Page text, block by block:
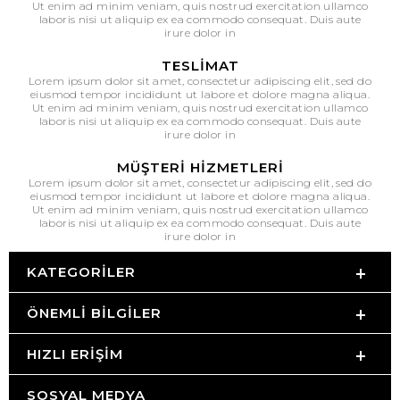
Ut enim ad minim veniam, quis nostrud exercitation ullamco
laboris nisi ut aliquip ex ea commodo consequat. Duis aute
irure dolor in
TESLIMAT
Lorem ipsum dolor sit amet, consectetur adipiscing elit, sed do
eiusmod tempor incididunt ut labore et dolore magna aliqua.
Ut enim ad minim veniam, quis nostrud exercitation ullamco
laboris nisi ut aliquip ex ea commodo consequat. Duis aute
irure dolor in
MÜŞTERI HIZMETLERI
Lorem ipsum dolor sit amet, consectetur adipiscing elit, sed do
eiusmod tempor incididunt ut labore et dolore magna aliqua.
Ut enim ad minim veniam, quis nostrud exercitation ullamco
laboris nisi ut aliquip ex ea commodo consequat. Duis aute
irure dolor in
KATEGORILER
ÖNEMLI BILGILER
HIZLI ERIŞIM
SOSYAL MEDYA